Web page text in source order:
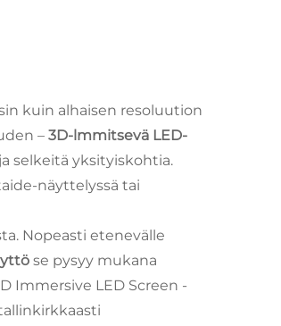
kuin alhaisen resoluution
– 3D-lmmitsevä LED-
selkeitä yksityiskohtia.
näyttelyssä tai
Nopeasti etenevälle
se pysyy mukana
Immersive LED Screen -